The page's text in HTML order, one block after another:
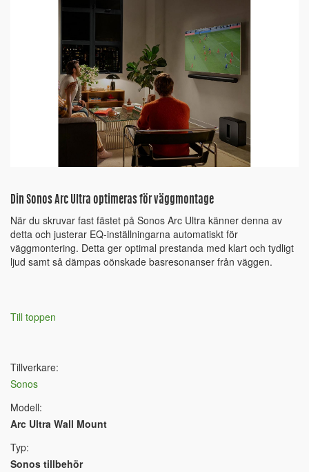
Din Sonos Arc Ultra optimeras för väggmontage
När du skruvar fast fästet på Sonos Arc Ultra känner denna av
detta och justerar EQ-inställningarna automatiskt för
väggmontering. Detta ger optimal prestanda med klart och tydligt
ljud samt så dämpas oönskade basresonanser från väggen.
Till toppen
Tillverkare:
Sonos
Modell:
Arc Ultra Wall Mount
Typ:
Sonos tillbehör